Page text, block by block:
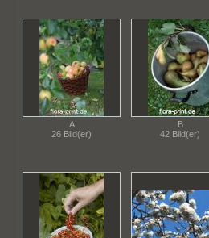
A
26 Bild(er)
B
42 Bild(er)